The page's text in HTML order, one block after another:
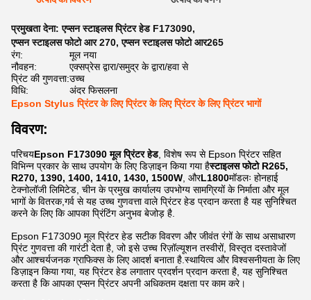
प्रमुखता देना:एप्सन स्टाइलस प्रिंटर हेड F173090,
एप्सन स्टाइलस फोटो आर 270,एप्सन स्टाइलस फोटो आर265
रंग:
मूल नया
नौवहन:
एक्सप्रेस द्वारा/समुद्र के द्वारा/हवा से
प्रिंट की गुणवत्ता:उच्च
विधि:
अंदर फिसलना
Epson Stylus प्रिंटर के लिए प्रिंटर के लिए प्रिंटर के लिए प्रिंटर भागों
विवरण:
परिचयEpson F173090 मूल प्रिंटर हेड, विशेष रूप से Epson प्रिंटर सहित
विभिन्न प्रकार के साथ उपयोग के लिए डिज़ाइन किया गया हैस्टाइलस फोटो R265,
R270, 1390, 1400, 1410, 1430, 1500W , औरL1800मॉडलः होनहाई
टेक्नोलॉजी लिमिटेड, चीन के प्रमुख कार्यालय उपभोग्य सामग्रियों के निर्माता और मूल
भागों के वितरक,गर्व से यह उच्च गुणवत्ता वाले प्रिंटर हेड प्रदान करता है यह सुनिश्चित
करने के लिए कि आपका प्रिंटिंग अनुभव बेजोड़ है.
Epson F173090 मूल प्रिंटर हेड सटीक विवरण और जीवंत रंगों के साथ असाधारण
प्रिंट गुणवत्ता की गारंटी देता है, जो इसे उच्च रिज़ॉल्यूशन तस्वीरों, विस्तृत दस्तावेजों
और आश्चर्यजनक ग्राफिक्स के लिए आदर्श बनाता है.स्थायित्व और विश्वसनीयता के लिए
डिज़ाइन किया गया, यह प्रिंटर हेड लगातार प्रदर्शन प्रदान करता है, यह सुनिश्चित
करता है कि आपका एप्सन प्रिंटर अपनी अधिकतम दक्षता पर काम करे।